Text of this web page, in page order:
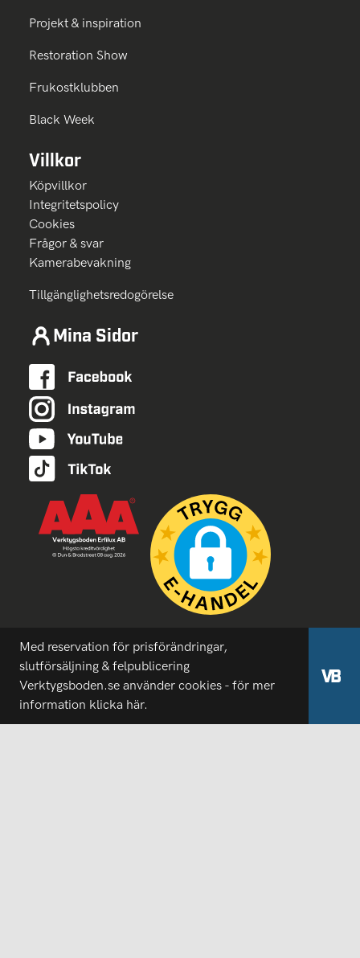
Projekt & inspiration
Restoration Show
Frukostklubben
Black Week
Villkor
Köpvillkor
Integritetspolicy
Cookies
Frågor & svar
Kamerabevakning
Tillgänglighetsredogörelse
Mina Sidor
Med reservation för prisförändringar,
slutförsäljning & felpublicering
Verktygsboden.se använder cookies - för mer
information klicka här.